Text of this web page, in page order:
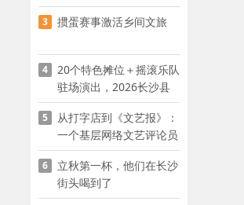
程”
3 掼蛋赛事激活乡间文旅
4
20个特色摊位＋摇滚乐队
驻场演出，2026长沙县
夜市嘉年华启幕
5
从打字店到《文艺报》：
一个基层网络文艺评论员
的突围
6
立秋第一杯，他们在长沙
街头喝到了